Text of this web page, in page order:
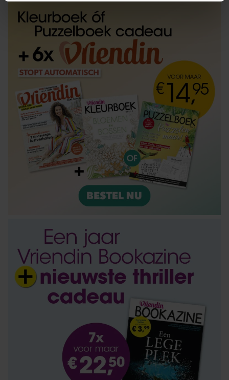
We gebruiken cookies om content en advertenties te
personaliseren, om functies voor social media te bieden
en om ons websiteverkeer te analyseren. Ook delen we
informatie over uw gebruik van onze site met onze
partners voor social media, adverteren en analyse. Deze
partners kunnen deze gegevens combineren met andere
informatie die u aan ze heeft verstrekt of die ze hebben
verzameld op basis van uw gebruik van hun services. U
gaat akkoord met onze cookies als u onze website blijft
gebruiken.